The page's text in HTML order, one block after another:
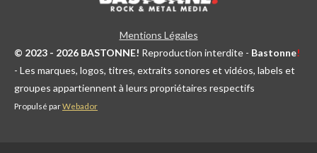
Mentions Légales
© 2023 - 2026 BASTONNE! Reproduction interdite - Bastonne!
- Les marques, logos, titres, extraits sonores et vidéos, labels et
groupes appartiennent à leurs propriétaires respectifs
Propulsé parWebador